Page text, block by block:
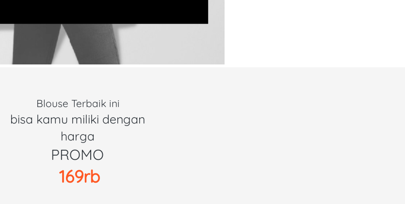
Blouse Terbaik ini
bisa kamu miliki dengan
harga
PROMO
169rb